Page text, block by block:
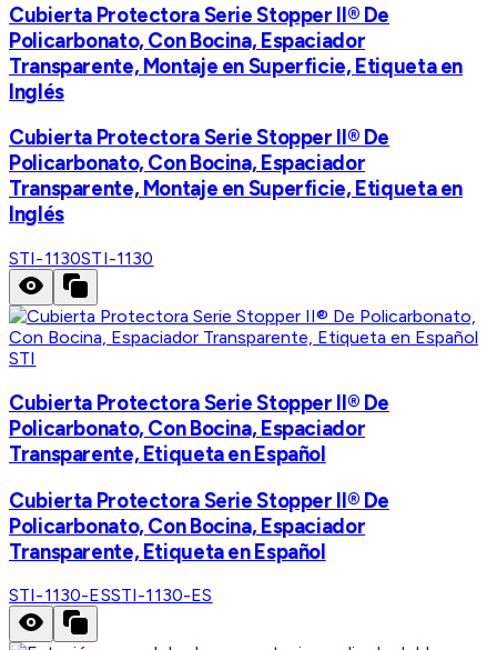
Cubierta Protectora Serie Stopper II® De
Policarbonato, Con Bocina, Espaciador
Transparente, Montaje en Superficie, Etiqueta en
Inglés
Cubierta Protectora Serie Stopper II® De
Policarbonato, Con Bocina, Espaciador
Transparente, Montaje en Superficie, Etiqueta en
Inglés
STI-1130STI-1130
STI
Cubierta Protectora Serie Stopper II® De
Policarbonato, Con Bocina, Espaciador
Transparente, Etiqueta en Español
Cubierta Protectora Serie Stopper II® De
Policarbonato, Con Bocina, Espaciador
Transparente, Etiqueta en Español
STI-1130-ESSTI-1130-ES